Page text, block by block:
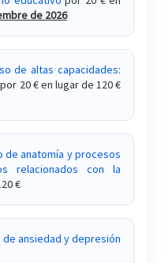
para niños y
de grupo en
TAF
en la persona
a los opiáceos
de 2026
de altas capacidades:
por 20 € en lugar de 120 €
de anatomía y procesos
relacionados con la
€
de ansiedad y depresión